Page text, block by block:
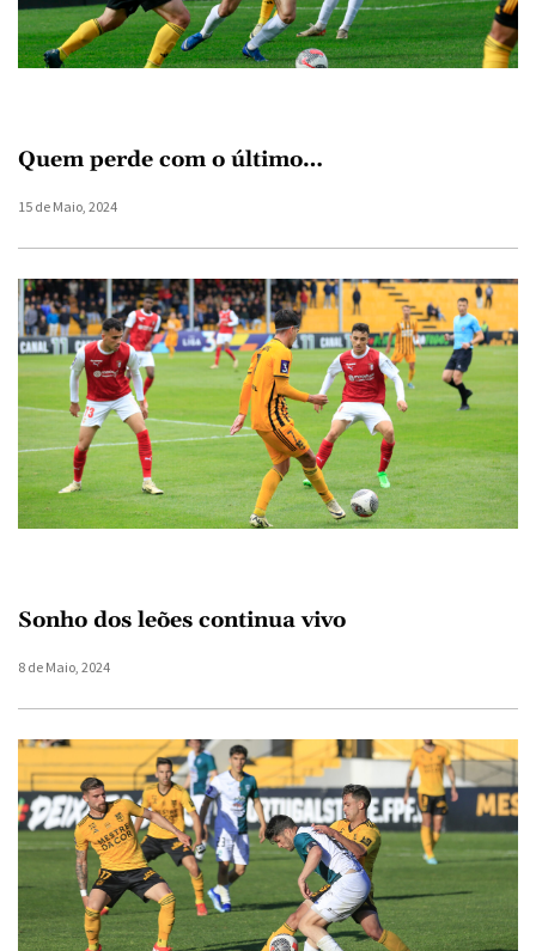
Quem perde com o último…
15 de Maio, 2024
Sonho dos leões continua vivo
8 de Maio, 2024